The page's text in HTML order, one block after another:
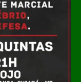
crimes como
de dinheiro,
e uso
a publicação